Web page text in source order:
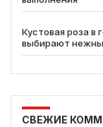
Кустовая роза в
выбирают
СВЕЖИЕ